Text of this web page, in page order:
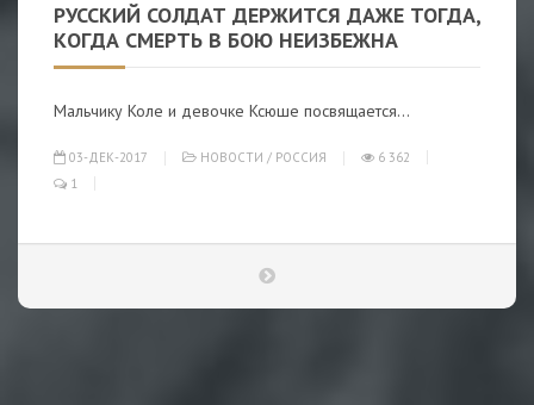
РУССКИЙ СОЛДАТ ДЕРЖИТСЯ ДАЖЕ ТОГДА,
КОГДА СМЕРТЬ В БОЮ НЕИЗБЕЖНА
Мальчику Коле и девочке Ксюше посвящается...
03-ДЕК-2017 НОВОСТИ / РОССИЯ
6 362
1